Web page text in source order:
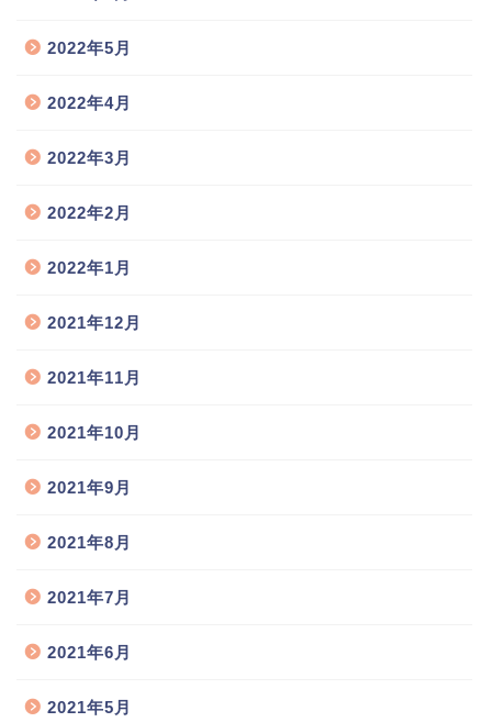
2022年5月
2022年4月
2022年3月
2022年2月
2022年1月
2021年12月
2021年11月
2021年10月
2021年9月
2021年8月
2021年7月
2021年6月
2021年5月